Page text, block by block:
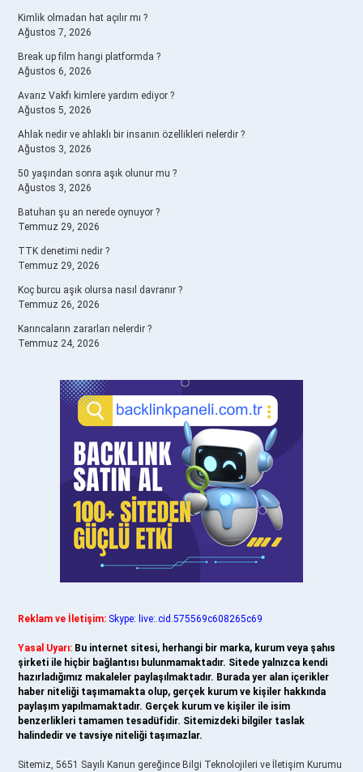
Kimlik olmadan hat açılır mı ?
Ağustos 7, 2026
Break up film hangi platformda ?
Ağustos 6, 2026
Avarız Vakfı kimlere yardım ediyor ?
Ağustos 5, 2026
Ahlak nedir ve ahlaklı bir insanın özellikleri nelerdir ?
Ağustos 3, 2026
50 yaşından sonra aşık olunur mu ?
Ağustos 3, 2026
Batuhan şu an nerede oynuyor ?
Temmuz 29, 2026
TTK denetimi nedir ?
Temmuz 29, 2026
Koç burcu aşık olursa nasıl davranır ?
Temmuz 26, 2026
Karıncaların zararları nelerdir ?
Temmuz 24, 2026
Reklam ve İletişim: Skype: live:.cid.575569c608265c69
Yasal Uyarı: Bu internet sitesi, herhangi bir marka, kurum veya şahıs
şirketi ile hiçbir bağlantısı bulunmamaktadır. Sitede yalnızca kendi
hazırladığımız makaleler paylaşılmaktadır. Burada yer alan içerikler
haber niteliği taşımamakta olup, gerçek kurum ve kişiler hakkında
paylaşım yapılmamaktadır. Gerçek kurum ve kişiler ile isim
benzerlikleri tamamen tesadüfidir. Sitemizdeki bilgiler taslak
halindedir ve tavsiye niteliği taşımazlar.
Sitemiz, 5651 Sayılı Kanun gereğince Bilgi Teknolojileri ve İletişim Kurumu